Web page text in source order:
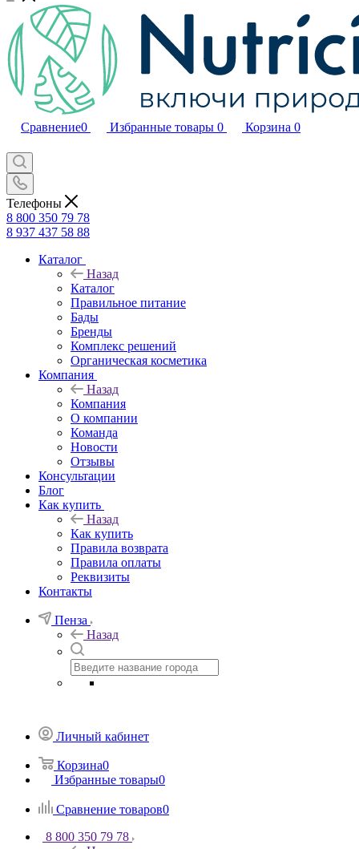
Сравнение0 Избранные товары 0 Корзина 0
Телефоны
8 800 350 79 78
8 937 437 58 88
Каталог
Назад
Каталог
Правильное питание
Бады
Бренды
Комплекс решений
Органическая косметика
Компания
Назад
Компания
О компании
Команда
Новости
Отзывы
Консультации
Блог
Как купить
Назад
Как купить
Правила возврата
Правила оплаты
Реквизиты
Контакты
Пенза
Назад
Личный кабинет
Корзина0
Избранные товары0
Сравнение товаров0
8 800 350 79 78